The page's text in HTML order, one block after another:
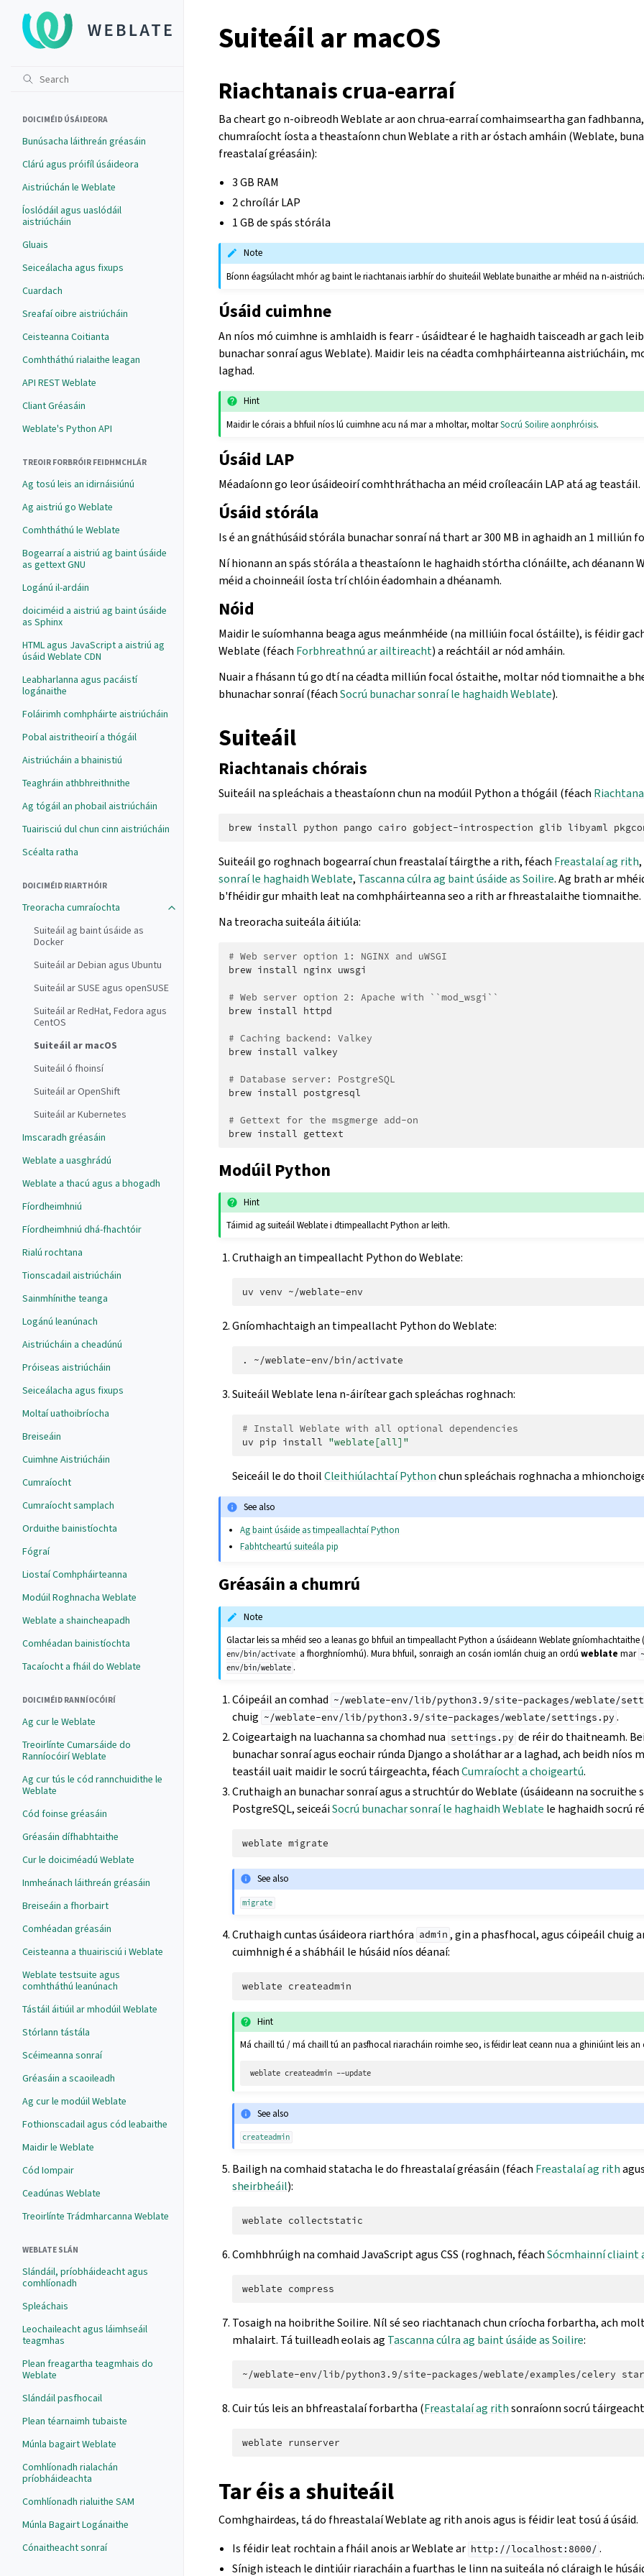
DOICIMÉID ÚSÁIDEORA
Bunúsacha láithreán gréasáin
Clárú agus próifíl úsáideora
Aistriúchán le Weblate
Íoslódáil agus uaslódáil
aistriúcháin
Gluais
Seiceálacha agus fixups
Cuardach
Sreafaí oibre aistriúcháin
Ceisteanna Coitianta
Comhtháthú rialaithe leagan
API REST Weblate
Cliant Gréasáin
Weblate's Python API
TREOIR FORBRÓIR FEIDHMCHLÁR
Ag tosú leis an idirnáisiúnú
Ag aistriú go Weblate
Comhtháthú le Weblate
Bogearraí a aistriú ag baint úsáide
as gettext GNU
Logánú il-ardáin
doiciméid a aistriú ag baint úsáide
as Sphinx
HTML agus JavaScript a aistriú ag
úsáid Weblate CDN
Leabharlanna agus pacáistí
logánaithe
Foláirimh comhpháirte aistriúcháin
Pobal aistritheoirí a thógáil
Aistriúcháin a bhainistiú
Teaghráin athbhreithnithe
Ag tógáil an phobail aistriúcháin
Tuairisciú dul chun cinn aistriúcháin
Scéalta ratha
DOICIMÉID RIARTHÓIR
Treoracha cumraíochta
Suiteáil ag baint úsáide as
Docker
Suiteáil ar Debian agus Ubuntu
Suiteáil ar SUSE agus openSUSE
Suiteáil ar RedHat, Fedora agus
CentOS
Suiteáil ar macOS
Suiteáil ó fhoinsí
Suiteáil ar OpenShift
Suiteáil ar Kubernetes
Imscaradh gréasáin
Weblate a uasghrádú
Weblate a thacú agus a bhogadh
Fíordheimhniú
Fíordheimhniú dhá-fhachtóir
Rialú rochtana
Tionscadail aistriúcháin
Sainmhínithe teanga
Logánú leanúnach
Aistriúcháin a cheadúnú
Próiseas aistriúcháin
Seiceálacha agus fixups
Moltaí uathoibríocha
Breiseáin
Cuimhne Aistriúcháin
Cumraíocht
Cumraíocht samplach
Orduithe bainistíochta
Fógraí
Liostaí Comhpháirteanna
Modúil Roghnacha Weblate
Weblate a shaincheapadh
Comhéadan bainistíochta
Tacaíocht a fháil do Weblate
DOICIMÉID RANNÍOCÓIRÍ
Ag cur le Weblate
Treoirlínte Cumarsáide do
Ranníocóirí Weblate
Ag cur tús le cód rannchuidithe le
Weblate
Cód foinse gréasáin
Gréasáin dífhabhtaithe
Cur le doiciméadú Weblate
Inmheánach láithreán gréasáin
Breiseáin a fhorbairt
Comhéadan gréasáin
Ceisteanna a thuairisciú i Weblate
Weblate testsuite agus
comhtháthú leanúnach
Tástáil áitiúil ar mhodúil Weblate
Stórlann tástála
Scéimeanna sonraí
Gréasáin a scaoileadh
Ag cur le modúil Weblate
Fothionscadail agus cód leabaithe
Maidir le Weblate
Cód Iompair
Ceadúnas Weblate
Treoirlínte Trádmharcanna Weblate
WEBLATE SLÁN
Slándáil, príobháideacht agus
comhlíonadh
Spleáchais
Leochaileacht agus láimhseáil
teagmhas
Plean freagartha teagmhais do
Weblate
Slándáil pasfhocail
Plean téarnaimh tubaiste
Múnla bagairt Weblate
Comhlíonadh rialachán
príobháideachta
Comhlíonadh rialuithe SAM
Múnla Bagairt Logánaithe
Cónaitheacht sonraí
Suiteáil ar macOS
Riachtanais crua-earraí
Ba cheart go n-oibreodh Weblate ar aon chrua-earraí comhaimseartha gan fadhbanna,
chumraíocht íosta a theastaíonn chun Weblate a rith ar óstach amháin (Weblate,
freastalaí gréasáin):
3 GB RAM
2 chroílár LAP
1 GB de spás stórála
Note
Bíonn éagsúlacht mhór ag baint le riachtanais iarbhír do shuiteáil Weblate bunaithe ar mhéid na n-
Úsáid cuimhne
An níos mó cuimhne is amhlaidh is fearr - úsáidtear é le haghaidh taisceadh ar gach
bunachar sonraí agus Weblate). Maidir leis na céadta comhpháirteanna aistriúcháin,
laghad.
Hint
Maidir le córais a bhfuil níos lú cuimhne acu ná mar a mholtar, moltarSocrú Soilire aonphróisis.
Úsáid LAP
Méadaíonn go leor úsáideoirí comhthráthacha an méid croíleacáin LAP atá ag teastáil.
Úsáid stórála
Is é an gnáthúsáid stórála bunachar sonraí ná thart ar 300 MB in aghaidh an 1 milliún
Ní hionann an spás stórála a theastaíonn le haghaidh stórtha clónáilte, ach déanann
méid a choinneáil íosta trí chlóin éadomhain a dhéanamh.
Nóid
Maidir le suíomhanna beaga agus meánmhéide (na milliúin focal óstáilte), is féidir
Weblate (féach Forbhreathnú ar ailtireacht) a reáchtáil ar nód amháin.
Nuair a fhásann tú go dtí na céadta milliún focal óstaithe, moltar nód tiomnaithe a
bhunachar sonraí (féachSocrú bunachar sonraí le haghaidh Weblate).
Suiteáil
Riachtanais chórais
Suiteáil na spleáchais a theastaíonn chun na modúil Python a thógáil (féach
brew install python pango cairo gobject-introspection glib libyaml
Suiteáil go roghnach bogearraí chun freastalaí táirgthe a rith, féach Freastalaí ag rith,
sonraí le haghaidh Weblate, Tascanna cúlra ag baint úsáide as Soilire. Ag brath ar
b'fhéidir gur mhaith leat na comhpháirteanna seo a rith ar fhreastalaithe tiomnaithe.
Na treoracha suiteála áitiúla:
# Web server option 1: NGINX and uWSGI
brew install nginx uwsgi
# Web server option 2: Apache with ``mod_wsgi``
brew install httpd
# Caching backend: Valkey
brew install valkey
# Database server: PostgreSQL
brew install postgresql
# Gettext for the msgmerge add-on
brew install
Modúil Python
Hint
Táimid ag suiteáil Weblate i dtimpeallacht Python ar leith.
Cruthaigh an timpeallacht Python do Weblate:
uv venv
Gníomhachtaigh an timpeallacht Python do Weblate:
.
Suiteáil Weblate lena n-áirítear gach spleáchas roghnach:
# Install Weblate with all optional dependencies
uv pip install "weblate[all]"
Seiceáil le do thoilCleithiúlachtaí Pythonchun spleáchais roghnacha a
See also
Ag baint úsáide as timpeallachtaí Python
Fabhtcheartú suiteála pip
Gréasáin a chumrú
Note
Glactar leis sa mhéid seo a leanas go bhfuil an timpeallacht Python a úsáideann Weblate gníomhachtaithe
env/bin/activate a fhorghníomhú). Mura bhfuil, sonraigh an cosán iomlán chuig an ordúweblate mar
env/bin/weblate .
Cóipeáil an comhad ~/weblate-env/lib/python3.9/site-packages/weblate/
chuig ~/weblate-env/lib/python3.9/site-packages/weblate/settings.py .
Coigeartaigh na luachanna sa chomhad nua settings.py de réir do thaitneamh.
bunachar sonraí agus eochair rúnda Django a sholáthar ar a laghad, ach beidh níos
teastáil uait maidir le socrú táirgeachta, féachCumraíocht a choigeartú.
Cruthaigh an bunachar sonraí agus a struchtúr do Weblate (úsáideann na socruithe
PostgreSQL, seiceáiSocrú bunachar sonraí le haghaidh Weblate le haghaidh socrú
weblate
See also
migrate
Cruthaigh cuntas úsáideora riarthóra admin , gin a phasfhocal, agus cóipeáil chuig
cuimhnigh é a shábháil le húsáid níos déanaí:
weblate
Hint
Má chaill tú / má chaill tú an pasfhocal riaracháin roimhe seo, is féidir leat ceann nua a ghiniúint leis an
weblate createadmin
See also
createadmin
Bailigh na comhaid statacha le do fhreastalaí gréasáin (féach Freastalaí ag rith
sheirbheáil):
weblate
Comhbhrúigh na comhaid JavaScript agus CSS (roghnach, féachSócmhainní cliaint
weblate
Tosaigh na hoibrithe Soilire. Níl sé seo riachtanach chun críocha forbartha, ach
mhalairt. Tá tuilleadh eolais ag Tascanna cúlra ag baint úsáide as Soilire:
~/weblate-env/lib/python3.9/site-packages/weblate/examples/celery
Cuir tús leis an bhfreastalaí forbartha (Freastalaí ag rithsonraíonn socrú
weblate
Tar éis a shuiteáil
Comhghairdeas, tá do fhreastalaí Weblate ag rith anois agus is féidir leat tosú á úsáid.
Is féidir leat rochtain a fháil anois ar Weblate ar http://localhost:8000/ .
Sínigh isteach le dintiúir riaracháin a fuarthas le linn na suiteála nó cláraigh le